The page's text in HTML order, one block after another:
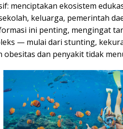
menciptakan ekosistem
keluarga, pemerintah
ini penting, mengingat
— mulai dari stunting,
obesitas dan penyakit tidak